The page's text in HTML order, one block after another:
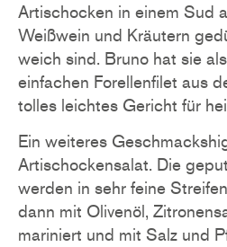
Artischocken in einem Sud
Weißwein und Kräutern
weich sind. Bruno hat sie
einfachen Forellenfilet aus
tolles leichtes Gericht für
Ein weiteres
Artischockensalat. Die
werden in sehr feine
dann mit Olivenöl,
mariniert und mit Salz und